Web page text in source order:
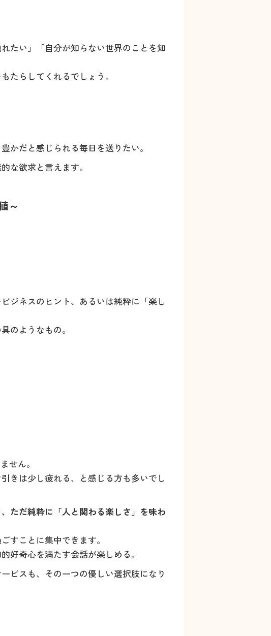
たい」「自分が知らない世界のことを知
たらしてくれるでしょう。
かだと感じられる毎日を送りたい。
な欲求と言えます。
～
ジネスのヒント、あるいは純粋に「楽し
のようなもの。
せん。
きは少し疲れる、と感じる方も多いでし
ただ純粋に「人と関わる楽しさ」を味わ
すことに集中できます。
好奇心を満たす会話が楽しめる。
ビスも、その一つの優しい選択肢になり